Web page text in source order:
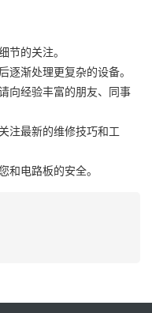
节的关注。
逐渐处理更复杂的设备。
向经验丰富的朋友、同事
注最新的维修技巧和工
和电路板的安全。